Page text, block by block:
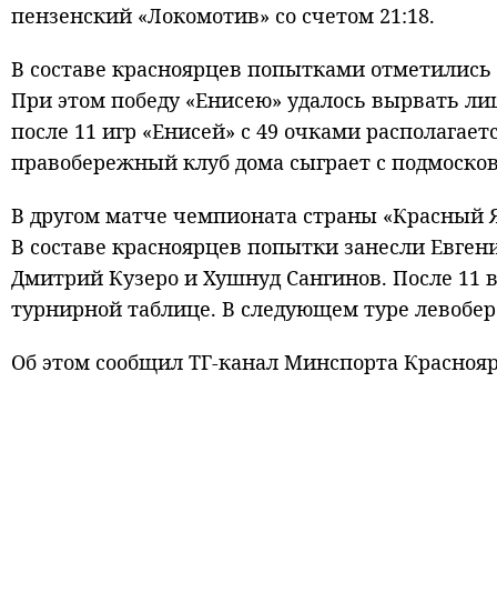
пензенский «Локомотив» со счетом 21:18.
В составе красноярцев попытками
При этом победу «Енисею» удалось вырвать
после 11 игр «Енисей» с 49 очками
правобережный клуб дома сыграет с
В другом матче чемпионата страны «Красный
В составе красноярцев попытки занесли
Дмитрий Кузеро и Хушнуд Сангинов. После 11
турнирной таблице. В следующем туре
Об этом сообщил ТГ-канал Минспорта